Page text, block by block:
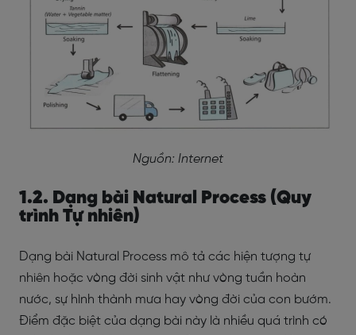
Nguồn: Internet
1.2. Dạng bài Natural Process (Quy
trình Tự nhiên)
Dạng bài Natural Process mô tả các hiện tượng tự
nhiên hoặc vòng đời sinh vật như vòng tuần hoàn
nước, sự hình thành mưa hay vòng đời của con bướm.
Điểm đặc biệt của dạng bài này là nhiều quá trình có